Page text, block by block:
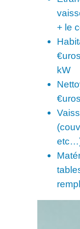
+ le
kW
€uros